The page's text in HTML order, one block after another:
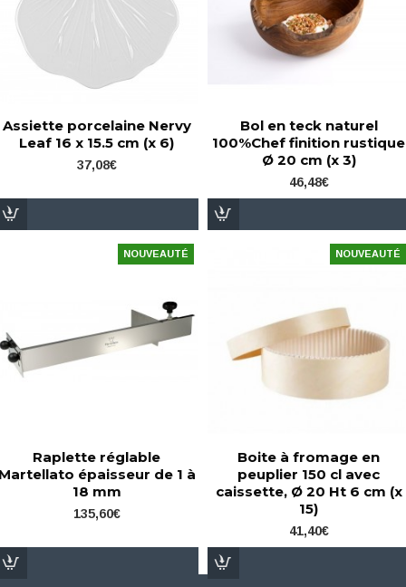
Assiette porcelaine Nervy
Leaf 16 x 15.5 cm (x 6)
37,08€
Bol en teck naturel
100%Chef finition rustique
Ø 20 cm (x 3)
46,48€
NOUVEAUTÉ
Raplette réglable
épaisseur de 1 à
18 mm
135,60€
NOUVEAUTÉ
Boite à fromage en
peuplier 150 cl avec
caissette, Ø 20 Ht 6 cm (x
15)
41,40€